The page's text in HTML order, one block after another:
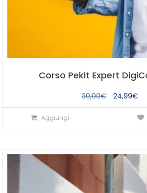
Corso Pekit Expert
30,00€
Il
prezzo
originale
24,99€Il
Aggiungi